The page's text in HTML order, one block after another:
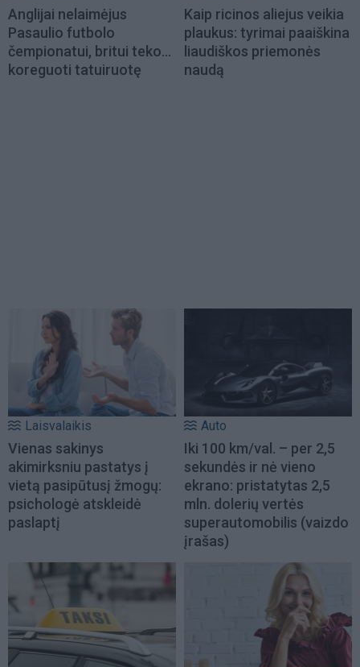
Anglijai nelaimėjus
Pasaulio futbolo
čempionatui, britui teko...
koreguoti tatuiruotę
Kaip ricinos aliejus veikia
plaukus: tyrimai paaiškina
liaudiškos priemonės
naudą
Laisvalaikis
Vienas sakinys
akimirksniu pastatys į
vietą pasipūtusį žmogų:
psichologė atskleidė
paslaptį
Auto
Iki 100 km/val. – per 2,5
sekundės ir nė vieno
ekrano: pristatytas 2,5
mln. dolerių vertės
superautomobilis (vaizdo
įrašas)